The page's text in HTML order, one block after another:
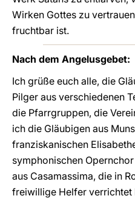
Wirken Gottes zu
fruchtbar ist.
Nach dem Angelusgebet:
Ich grüße euch alle, die
Pilger aus verschiedenen
die Pfarrgruppen, die
ich die Gläubigen aus
franziskanischen
symphonischen
aus Casamassima, die in
freiwillige Helfer verrichtet